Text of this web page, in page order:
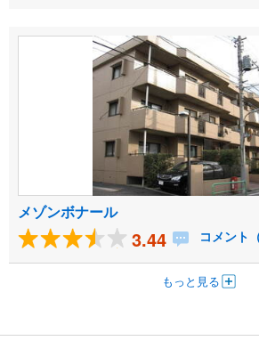
メゾンボナール
3.44 コメント
もっと見る